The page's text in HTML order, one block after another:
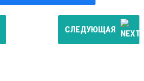
СЛЕДУЮЩАЯ